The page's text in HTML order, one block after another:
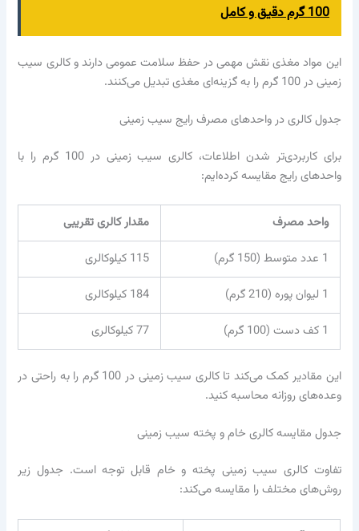
100 گرم دقیق و کامل
این مواد مغذی نقش مهمی در حفظ سلامت عمومی دارند و کالری سیب
زمینی در 100 گرم را به گزینه‌ای مغذی تبدیل می‌کنند.
جدول کالری در واحدهای مصرف رایج سیب زمینی
برای کاربردی‌تر شدن اطلاعات، کالری سیب زمینی در 100 گرم را با
واحدهای رایج مقایسه کرده‌ایم:
واحد مصرف
مقدار کالری تقریبی
1 عدد متوسط (150 گرم)
115 کیلوکالری
1 لیوان پوره (210 گرم)
184 کیلوکالری
1 کف دست (100 گرم)
77 کیلوکالری
این مقادیر کمک می‌کند تا کالری سیب زمینی در 100 گرم را به راحتی در
وعده‌های روزانه محاسبه کنید.
جدول مقایسه کالری خام و پخته سیب زمینی
تفاوت کالری سیب زمینی پخته و خام قابل توجه است. جدول زیر
روش‌های مختلف را مقایسه می‌کند: